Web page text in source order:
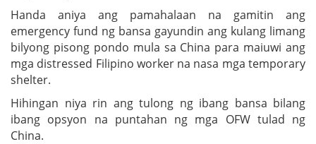
Handa aniya ang pamahalaan na gamitin ang
emergency fund ng bansa gayundin ang kulang limang
bilyong pisong pondo mula sa China para maiuwi ang
mga distressed Filipino worker na nasa mga temporary
shelter.
Hihingan niya rin ang tulong ng ibang bansa bilang
ibang opsyon na puntahan ng mga OFW tulad ng
China.